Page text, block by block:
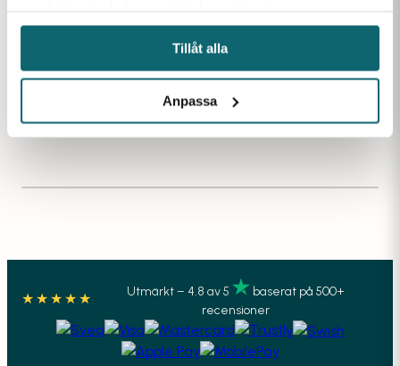
Tillåt alla
Anpassa
133kr 138kr 320kr
★★★★★ Utmärkt – 4.8 av 5
baserat på 500+
recensioner